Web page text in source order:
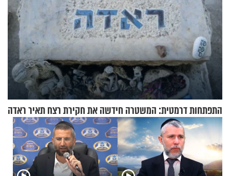
התפתחות דרמטית: המשטרה חידשה את חקירת רצח תאיר ראדה